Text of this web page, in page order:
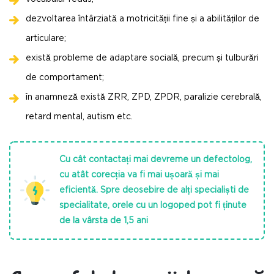
dezvoltarea întârziată a motricității fine și a abilităților de
articulare;
există probleme de adaptare socială, precum și tulburări
de comportament;
în anamneză există ZRR, ZPD, ZPDR, paralizie cerebrală,
retard mental, autism etc.
Cu cât contactați mai devreme un defectolog,
cu atât corecția va fi mai ușoară și mai
eficientă. Spre deosebire de alți specialiști de
specialitate, orele cu un logoped pot fi ținute
de la vârsta de 1,5 ani